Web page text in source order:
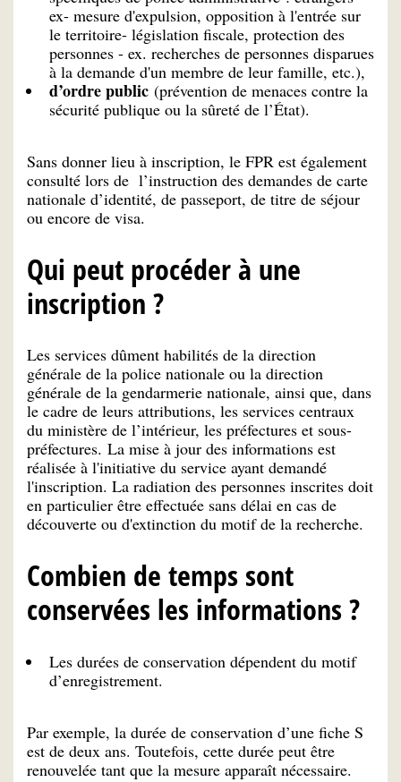
ex- mesure d'expulsion, opposition à l'entrée sur
le territoire- législation fiscale, protection des
personnes - ex. recherches de personnes disparues
à la demande d'un membre de leur famille, etc.),
d’ordre public (prévention de menaces contre la
sécurité publique ou la sûreté de l’État).
Sans donner lieu à inscription, le FPR est également
consulté lors de l’instruction des demandes de carte
nationale d’identité, de passeport, de titre de séjour
ou encore de visa.
Qui peut procéder à une
inscription ?
Les services dûment habilités de la direction
générale de la police nationale ou la direction
générale de la gendarmerie nationale, ainsi que, dans
le cadre de leurs attributions, les services centraux
du ministère de l’intérieur, les préfectures et sous-
préfectures. La mise à jour des informations est
réalisée à l'initiative du service ayant demandé
l'inscription. La radiation des personnes inscrites doit
en particulier être effectuée sans délai en cas de
découverte ou d'extinction du motif de la recherche.
Combien de temps sont
conservées les informations ?
Les durées de conservation dépendent du motif
d’enregistrement.
Par exemple, la durée de conservation d’une fiche S
est de deux ans. Toutefois, cette durée peut être
renouvelée tant que la mesure apparaît nécessaire.